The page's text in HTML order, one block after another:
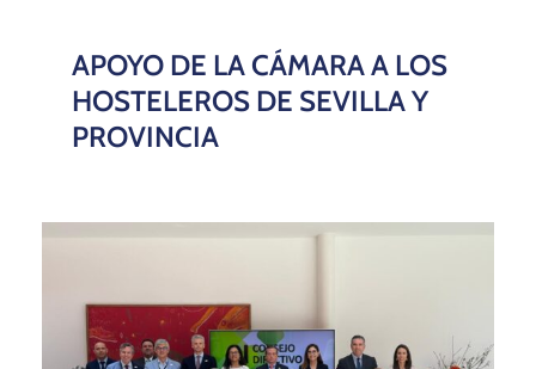
APOYO DE LA CÁMARA A LOS
HOSTELEROS DE SEVILLA Y
PROVINCIA